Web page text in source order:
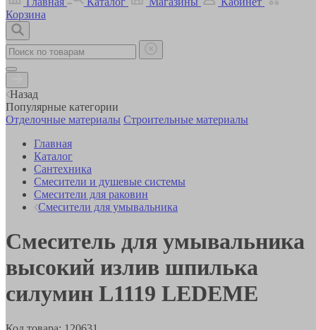
Корзина
Назад
Популярные категории
Отделочные материалы Строительные материалы
Главная
Каталог
Сантехника
Смесители и душевые системы
Смесители для раковин
Смесители для умывальника
Смеситель для умывальника
высокий излив шпилька
силумин L1119 LEDEME